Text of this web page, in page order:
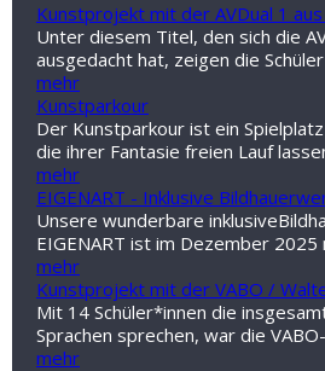
Kunstprojekt mit der AVDual 1
Unter diesem Titel, den sich die
ausgedacht hat, zeigen die
mehr
Kunstparkour
Der Kunstparkour ist ein
die ihrer Fantasie freien Lauf
mehr
EIGENART - Inklusive
Unsere wunderbare
EIGENART ist im Dezember
mehr
Kunstprojekt mit der VABO /
Mit 14 Schüler*innen die
Sprachen sprechen, war die
mehr